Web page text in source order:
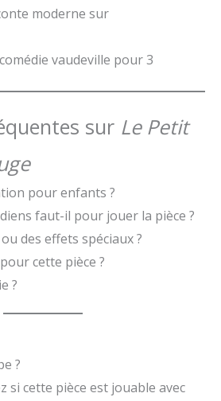
moderne sur
vaudeville pour 3
sur Le Petit
pour enfants ?
faut-il pour jouer la pièce ?
des effets spéciaux ?
cette pièce ?
?
?
si cette pièce est jouable avec